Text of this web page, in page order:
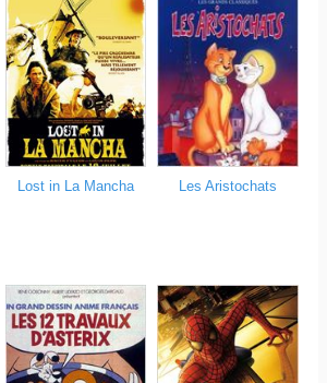
Lost in La Mancha Les Aristochats